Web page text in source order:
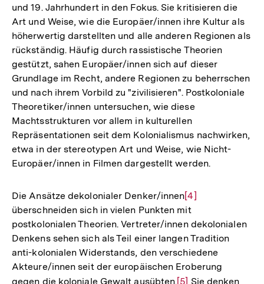
der
Fußnote
und 19. Jahrhundert in den Fokus. Sie kritisieren die
Art und Weise, wie die Europäer/innen ihre Kultur als
höherwertig darstellten und alle anderen Regionen als
rückständig. Häufig durch rassistische Theorien
gestützt, sahen Europäer/innen sich auf dieser
Grundlage im Recht, andere Regionen zu beherrschen
und nach ihrem Vorbild zu "zivilisieren". Postkoloniale
Theoretiker/innen untersuchen, wie diese
Machtsstrukturen vor allem in kulturellen
Repräsentationen seit dem Kolonialismus nachwirken,
etwa in der stereotypen Art und Weise, wie Nicht-
Europäer/innen in Filmen dargestellt werden.
Die Ansätze dekolonialer Denker/innenZur
Auflösung
der
Fußnote
[4]
überschneiden sich in vielen Punkten mit
postkolonialen Theorien. Vertreter/innen dekolonialen
Denkens sehen sich als Teil einer langen Tradition
anti-kolonialen Widerstands, den verschiedene
Akteure/innen seit der europäischen Eroberung
gegen die koloniale Gewalt ausübten.Zur
[5] Sie denken